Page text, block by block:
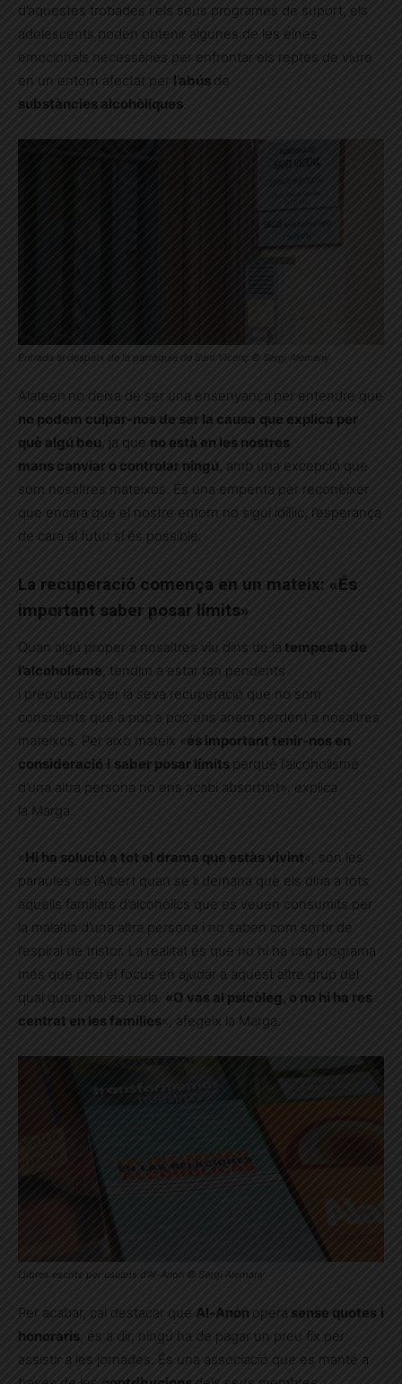
d’aquestes trobades i els seus programes de suport, els
adolescents poden obtenir algunes de les eines
emocionals necessàries per enfrontar els reptes de viure
en un entorn afectat per l’abús de
substàncies alcohòliques.
Entrada al despatx de la parròquia de Sant Vicenç © Sergi Alemany
Alateen no deixa de ser una ensenyança per entendre que
no podem culpar-nos de ser la causa que explica per
què algú beu, ja que no està en les nostres
mans canviar o controlar ningú, amb una excepció que
som nosaltres mateixos. És una empenta per reconèixer
que encara que el nostre entorn no sigui idíl·lic, l’esperança
de cara al futur sí és possible.
La recuperació comença en un mateix: «És
important saber posar límits»
Quan algú proper a nosaltres viu dins de la tempesta de
l’alcoholisme, tendim a estar tan pendents
i preocupats per la seva recuperació que no som
conscients que a poc a poc ens anem perdent a nosaltres
mateixos. Per això mateix « és important tenir-nos en
consideració i saber posar límits perquè l’alcoholisme
d’una altra persona no ens acabi absorbint», explica
la Marga.
«Hi ha solució a tot el drama que estàs vivint«, són les
paraules de l’Albert quan se li demana què els diria a tots
aquells familiars d’alcohòlics que es veuen consumits per
la malaltia d’una altra persona i no saben com sortir de
l’espiral de tristor. La realitat és que no hi ha cap programa
més que posi el focus en ajudar a aquest altre grup del
qual quasi mai es parla. «O vas al psicòleg, o no hi ha res
centrat en les famílies«, afegeix la Marga.
Llibres escrits per usuaris d’Al-Anon © Sergi Alemany
Per acabar, cal destacar que Al-Anon opera sense quotes i
honoraris , és a dir, ningú ha de pagar un preu fix per
assistir a les jornades. És una associació que es manté a